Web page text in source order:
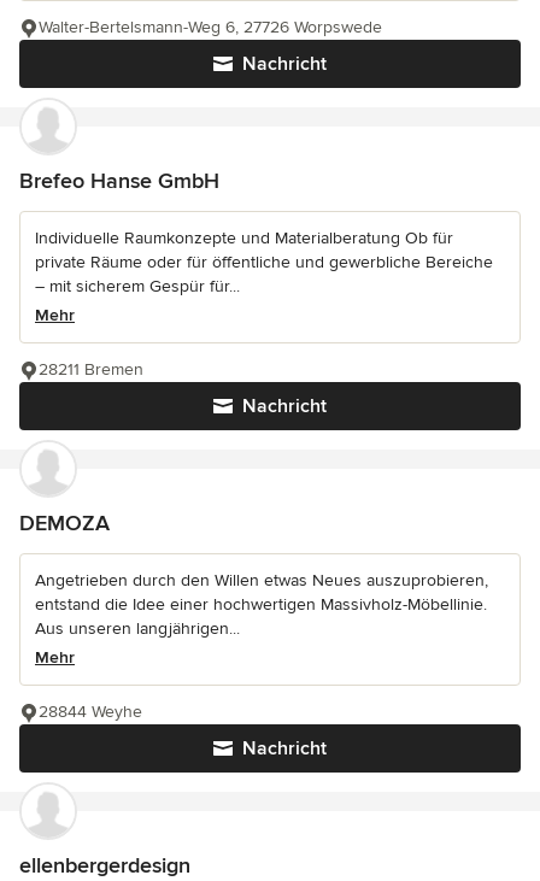
Nachricht
Walter-Bertelsmann-Weg 6, 27726 Worpswede
Brefeo Hanse GmbH
Individuelle Raumkonzepte und Materialberatung Ob für
private Räume oder für öffentliche und gewerbliche Bereiche
– mit sicherem Gespür für...
Mehr
Nachricht
28211 Bremen
DEMOZA
Angetrieben durch den Willen etwas Neues auszuprobieren,
entstand die Idee einer hochwertigen Massivholz-Möbellinie.
Aus unseren langjährigen...
Mehr
Nachricht
28844 Weyhe
ellenbergerdesign